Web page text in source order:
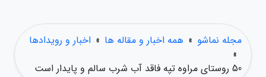
مجله نماشو » همه اخبار و مقاله ها » اخبار و رویدادها
»
50 روستای مراوه تپه فاقد آب شرب سالم و پایدار است